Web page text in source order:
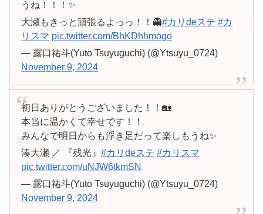
うね！！！✨
大瀬もきっと頑張るよっっ！！👻#カリdeステ #カ
リスマ pic.twitter.com/BhKDhhmogo
— 露口祐斗(Yuto Tsuyuguchi) (@Ytsuyu_0724)
November 9, 2024
初日ありがとうございました！！🏡
本当に温かくて幸せです！！
みんなで明日からも浮き足だって楽しもうね✨
湊大瀬 ／ 『残光』#カリdeステ #カリスマ
pic.twitter.com/uNJW6tkmSN
— 露口祐斗(Yuto Tsuyuguchi) (@Ytsuyu_0724)
November 9, 2024